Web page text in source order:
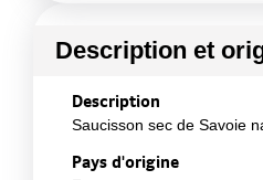
Description et
Description
Saucisson sec de Savoie
Pays d'origine